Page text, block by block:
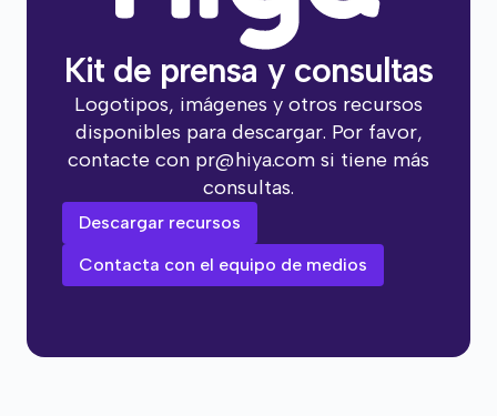
Kit de prensa y consultas
Logotipos, imágenes y otros recursos
disponibles para descargar. Por favor,
contacte con pr@hiya.com si tiene más
consultas.
Descargar recursos
Contacta con el equipo de medios